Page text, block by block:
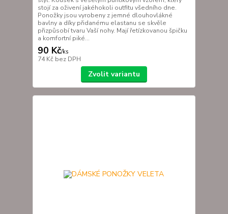
stojí za oživení jakéhokoli outfitu všedního dne.
Ponožky jsou vyrobeny z jemné dlouhovlákné
bavlny a díky přidanému elastanu se skvěle
přizpůsobí tvaru Vaší nohy. Mají řetízkovanou špičku
a komfortní piké...
90 Kč/ks
74 Kč bez DPH
Zvolit variantu